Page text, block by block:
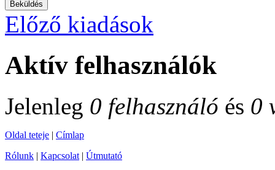
Előző kiadások
Aktív felhasználók
Jelenleg 0 felhasználó és 0
Oldal teteje | Címlap
Rólunk | Kapcsolat | Útmutató